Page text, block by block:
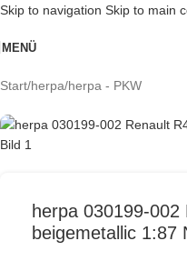
Skip to navigation Skip to main
MENÜ
Start/herpa/herpa - PKW
herpa 030199-002
beigemetallic 1:87